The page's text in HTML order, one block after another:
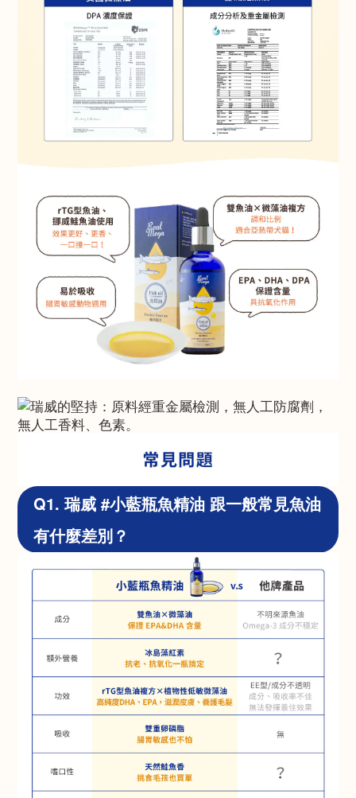
Q1. 瑞威 #小藍瓶魚精油 跟一般常見魚油
有什麼差別？